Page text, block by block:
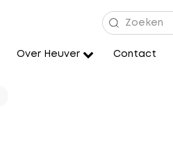
Over Heuver Contact